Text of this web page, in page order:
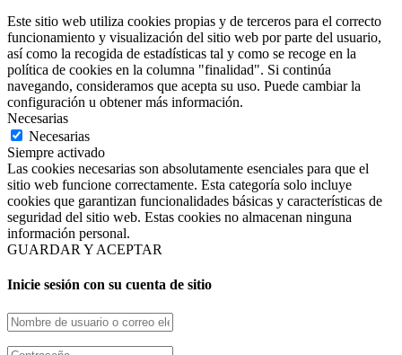
Este sitio web utiliza cookies propias y de terceros para el correcto
funcionamiento y visualización del sitio web por parte del usuario,
así como la recogida de estadísticas tal y como se recoge en la
política de cookies en la columna "finalidad". Si continúa
navegando, consideramos que acepta su uso. Puede cambiar la
configuración u obtener más información.
Necesarias
Necesarias
Siempre activado
Las cookies necesarias son absolutamente esenciales para que el
sitio web funcione correctamente. Esta categoría solo incluye
cookies que garantizan funcionalidades básicas y características de
seguridad del sitio web. Estas cookies no almacenan ninguna
información personal.
GUARDAR Y ACEPTAR
Inicie sesión con su cuenta de sitio